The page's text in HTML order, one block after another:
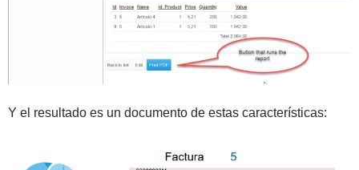
Y el resultado es un documento de estas características: